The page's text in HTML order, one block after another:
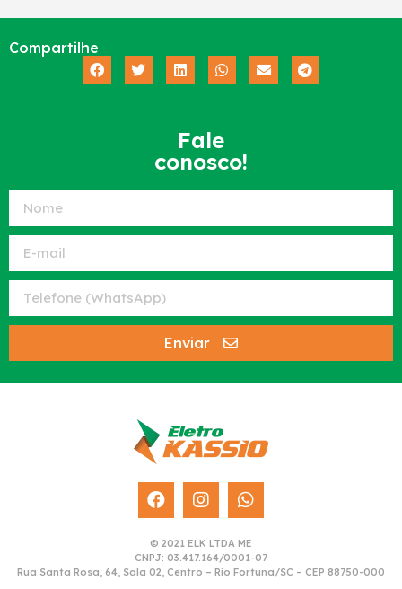
Compartilhe
Fale
conosco!
Enviar
© 2021 ELK LTDA ME
CNPJ: 03.417.164/0001-07
Rua Santa Rosa, 64, Sala 02, Centro – Rio Fortuna/SC – CEP 88750-000